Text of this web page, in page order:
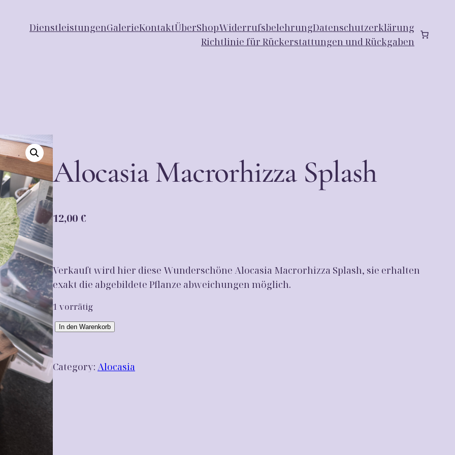
DienstleistungenGalerieKontaktÜberShopWiderrufsbelehrungDatenschutzerklärung
Richtlinie für Rückerstattungen und Rückgaben
Alocasia Macrorhizza Splash
12,00 €
Verkauft wird hier diese Wunderschöne Alocasia Macrorhizza Splash, sie erhalten
exakt die abgebildete Pflanze abweichungen möglich.
1 vorrätig
A
l
o
c
In den Warenkorb
Category: Alocasia